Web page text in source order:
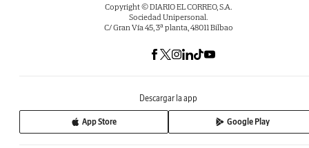
Copyright © DIARIO EL CORREO, S.A.
Sociedad Unipersonal.
C/ Gran Vía 45, 3ª planta, 48011 Bilbao
Descargar la app
App Store Google Play